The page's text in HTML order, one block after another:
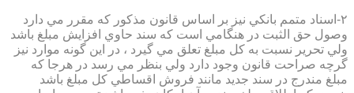
۲-اسناد متمم بانكي نيز بر اساس قانون مذكور كه مقرر مي دارد
وصول حق الثبت در هنگامي است كه سند حاوي افزايش مبلغ باشد
ولي تحرير نسبت به كل مبلغ تعلق مي گيرد ، در اين گونه موارد نيز
گرچه صراحت قانون وجود دارد ولي بنظر مي رسد در هرجا كه
مبلغ مندرج در سند جديد مانند فروش اقساطي كل مبلغ باشد